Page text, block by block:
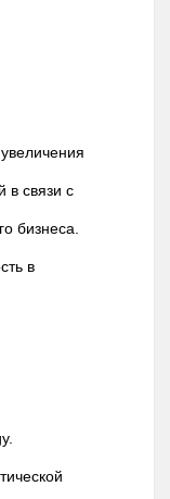
в связи с
бизнеса.
в